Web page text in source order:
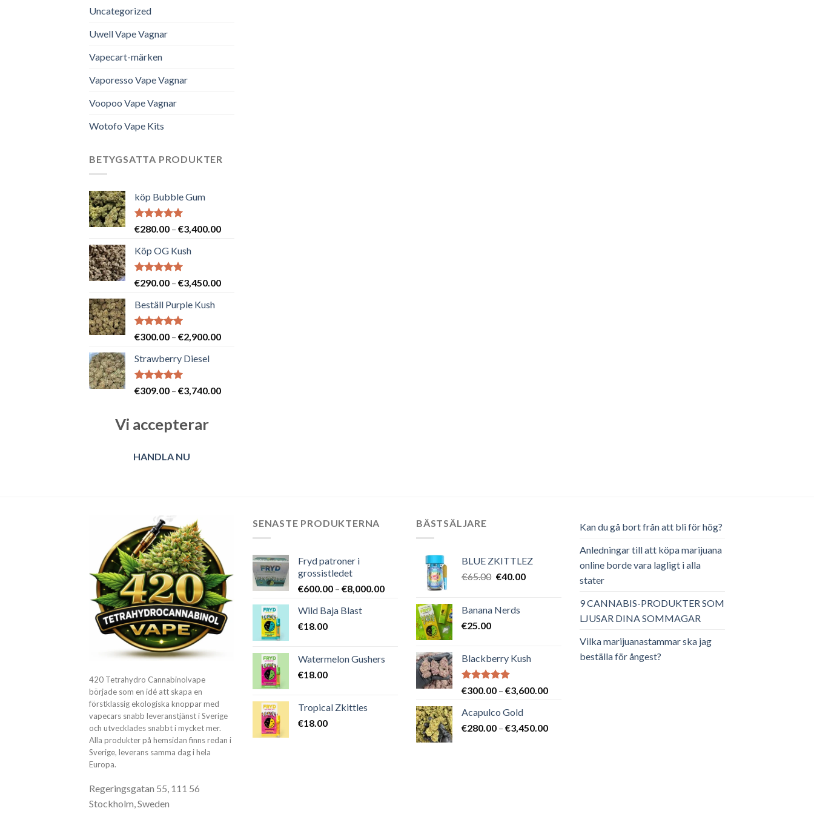
Uncategorized
Uwell Vape Vagnar
Vapecart-märken
Vaporesso Vape Vagnar
Voopoo Vape Vagnar
Wotofo Vape Kits
BETYGSATTA PRODUKTER
köp Bubble Gum
Betygsatt
€280.00 – €3,400.00Prisintervall:
Köp OG Kush
Betygsatt
€290.00 – €3,450.00Prisintervall:
Beställ Purple Kush
Betygsatt
€300.00 – €2,900.00Prisintervall:
Strawberry Diesel
Betygsatt
€309.00 – €3,740.00Prisintervall:
Vi accepterar
HANDLA NU
420 Tetrahydro Cannabinolvape
började som en idé att skapa en
förstklassig ekologiska knoppar med
vapecars snabb leveranstjänst i Sverige
och utvecklades snabbt i mycket mer.
Alla produkter på hemsidan finns redan i
Sverige, leverans samma dag i hela
Europa.
Regeringsgatan 55, 111 56
Stockholm, Sweden
SENASTE PRODUKTERNA
Fryd patroner i
grossistledet
€600.00 – €8,000.00Prisintervall:
€8,000.00
Wild Baja Blast
€18.00
Watermelon Gushers
€18.00
Tropical Zkittles
€18.00
BÄSTSÄLJARE
BLUE ZKITTLEZ
€65.00 Det
var:
€40.00Det
Banana Nerds
€25.00
Blackberry Kush
Betygsatt
€300.00 – €3,600.00Prisintervall:
€3,600.00
Acapulco Gold
€280.00 – €3,450.00Prisintervall:
Kan du gå bort från att bli för hög?
Anledningar till att köpa marijuana
online borde vara lagligt i alla
stater
9 CANNABIS-PRODUKTER SOM
LJUSAR DINA SOMMAGAR
Vilka marijuanastammar ska jag
beställa för ångest?